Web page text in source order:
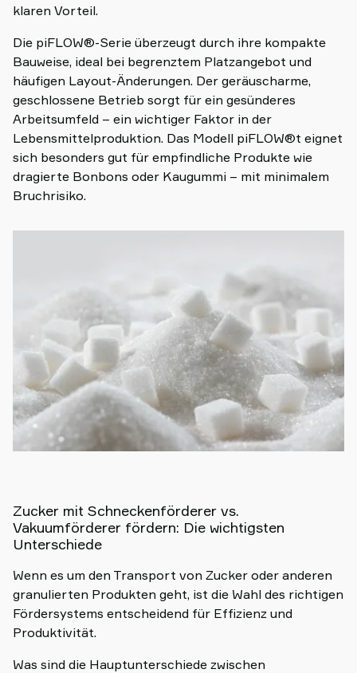
klaren Vorteil.
Die piFLOW®-Serie überzeugt durch ihre kompakte
Bauweise, ideal bei begrenztem Platzangebot und
häufigen Layout-Änderungen. Der geräuscharme,
geschlossene Betrieb sorgt für ein gesünderes
Arbeitsumfeld – ein wichtiger Faktor in der
Lebensmittelproduktion. Das Modell piFLOW®t eignet
sich besonders gut für empfindliche Produkte wie
dragierte Bonbons oder Kaugummi – mit minimalem
Bruchrisiko.
Zucker mit Schneckenförderer vs.
Vakuumförderer fördern: Die wichtigsten
Unterschiede
Wenn es um den Transport von Zucker oder anderen
granulierten Produkten geht, ist die Wahl des richtigen
Fördersystems entscheidend für Effizienz und
Produktivität.
Was sind die Hauptunterschiede zwischen